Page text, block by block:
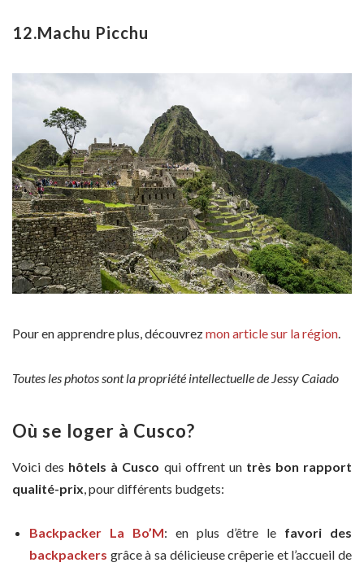
12.Machu Picchu
Pour en apprendre plus, découvrezmon article sur la région.
Toutes les photos sont la propriété intellectuelle de Jessy Caiado
Où se loger à Cusco?
Voici des hôtels à Cusco qui offrent untrès bon rapport
qualité-prix, pour différents budgets:
Backpacker La Bo’M: en plus d’être le favori des
backpackers grâce à sa délicieuse crêperie et l’accueil de